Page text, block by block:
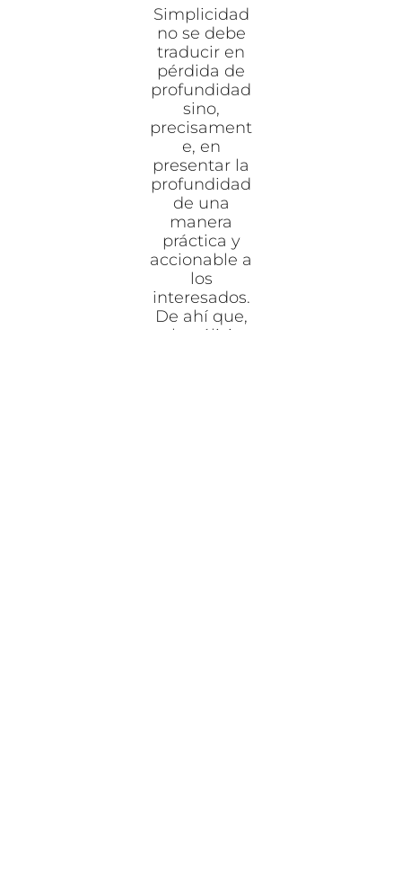
Simplicidad
no se debe
traducir en
pérdida de
profundidad
sino,
precisament
e, en
presentar la
profundidad
de una
manera
práctica y
accionable a
los
interesados.
De ahí que,
el análisis